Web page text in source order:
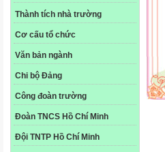
Thành tích nhà trường
Cơ cấu tổ chức
Văn bản ngành
Chi bộ Đảng
Công đoàn trường
Đoàn TNCS Hồ Chí Minh
Đội TNTP Hồ Chí Minh